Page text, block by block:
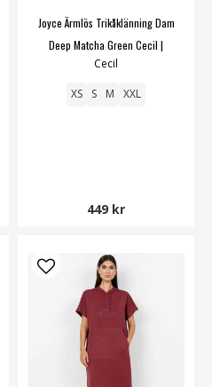
Joyce Ärmlös Trikåklänning Dam
Deep Matcha Green Cecil |
Smilebutiken
Cecil
XS S M XXL
449 kr